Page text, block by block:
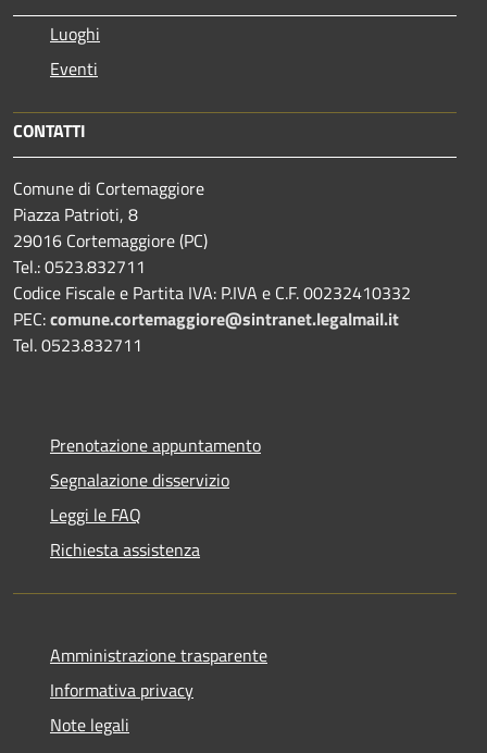
Luoghi
Eventi
CONTATTI
Comune di Cortemaggiore
Piazza Patrioti, 8
29016 Cortemaggiore (PC)
Tel.: 0523.832711
Codice Fiscale e Partita IVA: P.IVA e C.F. 00232410332
PEC:comune.cortemaggiore@sintranet.legalmail.it
Tel. 0523.832711
Prenotazione appuntamento
Segnalazione disservizio
Leggi le FAQ
Richiesta assistenza
Amministrazione trasparente
Informativa privacy
Note legali